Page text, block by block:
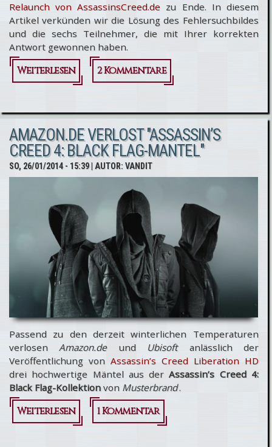
Relaunch von AssassinsCreed.de zu Ende. In diesem
Artikel verkünden wir die Lösung des Fehlersuchbildes
und die sechs Teilnehmer, die mit Ihrer korrekten
Antwort gewonnen haben.
Weiterlesen
über
Relaunch-
Gewinnspiel - Die
Gewinner
2 Kommentare
AMAZON.DE VERLOST "ASSASSIN’S
CREED 4: BLACK FLAG-MANTEL"
SO, 26/01/2014 - 15:39| AUTOR:VANDIT
Passend zu den derzeit winterlichen Temperaturen
verlosen Amazon.de und Ubisoftanlässlich der
Veröffentlichung von Assassin’s Creed Liberation HD
drei hochwertige Mäntel aus derAssassin’s Creed 4:
Black Flag-Kollektionvon Musterbrand.
Weiterlesen
über
1 Kommentar